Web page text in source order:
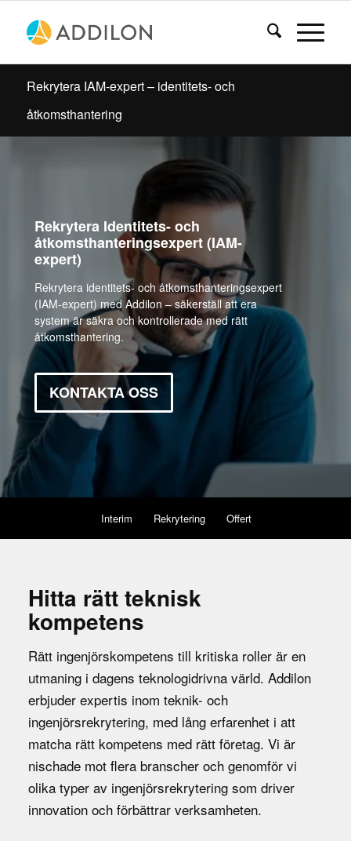
Rekrytera IAM-expert – identitets- och
åtkomsthantering
Rekrytera Identitets- och
åtkomsthanteringsexpert (IAM-
expert)
Rekrytera identitets- och åtkomsthanteringsexpert
(IAM-expert) med Addilon – säkerställ att era
system är säkra och kontrollerade med rätt
åtkomsthantering.
KONTAKTA OSS
Interim Rekrytering Offert
Hitta rätt teknisk
kompetens
Rätt ingenjörskompetens till kritiska roller är en
utmaning i dagens teknologidrivna värld. Addilon
erbjuder expertis inom teknik- och
ingenjörsrekrytering, med lång erfarenhet i att
matcha rätt kompetens med rätt företag. Vi är
nischade mot flera branscher och genomför vi
olika typer av ingenjörsrekrytering som driver
innovation och förbättrar verksamheten.